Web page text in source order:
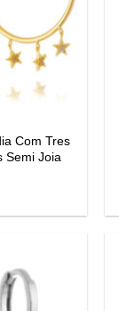
Com Tres
Semi Joia